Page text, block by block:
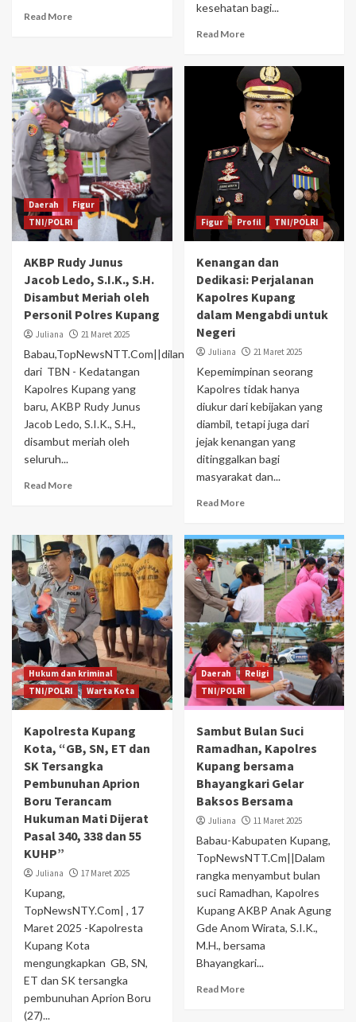
Read More
kesehatan bagi...
Read More
Daerah
Figur
TNI/POLRI
AKBP Rudy Junus
Jacob Ledo, S.I.K., S.H.
Disambut Meriah oleh
Personil Polres Kupang
Juliana 21 Maret 2025
Babau,TopNewsNTT.Com||dilansir
dari TBN - Kedatangan
Kapolres Kupang yang
baru, AKBP Rudy Junus
Jacob Ledo, S.I.K., S.H.,
disambut meriah oleh
seluruh...
Read More
Figur Profil TNI/POLRI
Kenangan dan
Dedikasi: Perjalanan
Kapolres Kupang
dalam Mengabdi untuk
Negeri
Juliana 21 Maret 2025
Kepemimpinan seorang
Kapolres tidak hanya
diukur dari kebijakan yang
diambil, tetapi juga dari
jejak kenangan yang
ditinggalkan bagi
masyarakat dan...
Read More
Hukum dan kriminal
TNI/POLRI
Warta Kota
Kapolresta Kupang
Kota, “GB, SN, ET dan
SK Tersangka
Pembunuhan Aprion
Boru Terancam
Hukuman Mati Dijerat
Pasal 340, 338 dan 55
KUHP”
Juliana 17 Maret 2025
Kupang,
TopNewsNTY.Com| , 17
Maret 2025 -Kapolresta
Kupang Kota
mengungkapkan GB, SN,
ET dan SK tersangka
pembunuhan Aprion Boru
(27)...
Daerah
Religi
TNI/POLRI
Sambut Bulan Suci
Ramadhan, Kapolres
Kupang bersama
Bhayangkari Gelar
Baksos Bersama
Juliana 11 Maret 2025
Babau-Kabupaten Kupang,
TopNewsNTT.Cm||Dalam
rangka menyambut bulan
suci Ramadhan, Kapolres
Kupang AKBP Anak Agung
Gde Anom Wirata, S.I.K.,
M.H., bersama
Bhayangkari...
Read More